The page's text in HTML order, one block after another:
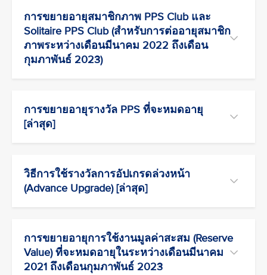
การขยายอายุสมาชิกภาพ PPS Club และ
Solitaire PPS Club (สำหรับการต่ออายุสมาชิก
ภาพระหว่างเดือนมีนาคม 2022 ถึงเดือน
กุมภาพันธ์ 2023)
การขยายอายุรางวัล PPS ที่จะหมดอายุ
[ล่าสุด]
วิธีการใช้รางวัลการอัปเกรดล่วงหน้า
(Advance Upgrade) [ล่าสุด]
การขยายอายุการใช้งานมูลค่าสะสม (Reserve
Value) ที่จะหมดอายุในระหว่างเดือนมีนาคม
2021 ถึงเดือนกุมภาพันธ์ 2023